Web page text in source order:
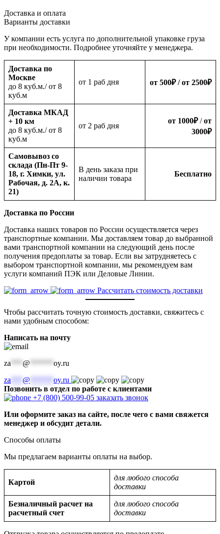
Доставка и оплата
Варианты доставки
У компании есть услуга по дополнительной упаковке груза
при необходимости. Подробнее уточняйте у менеджера.
Доставка по
Москве
до 8 куб.м./ от 8
куб.м
oт 1 раб дня от 500₽/ от 2500₽
Доставка МКАД
+ 10 км
до 8 куб.м./ от 8
куб.м
oт 2 раб дня
от 1000₽/от
3000₽
Самовывоз со
склада (Пн-Пт 9-
18, г. Химки, ул.
Рабочая, д. 2А, к.
21)
В день заказа при
наличии товара
Бесплатно
Доставка по России
Доставка наших товаров по России осуществляется через
транспортные компании. Мы доставляем товар до выбранной
вами транспортной компании на следующий день после
получения предоплаты за товар. Если вы затрудняетесь с
выбором транспортной компании, мы рекомендуем вам
услуги компаний ПЭК или Деловые Линии.
Рассчитать стоимость доставки
Чтобы рассчитать точную стоимость доставки, свяжитесь с
нами удобным способом:
Написать на почту
za @
oy.ru
za
@
oy.ru
Позвонить в отдел по работе с клиентами
+7 (800) 500-99-05 заказать звонок
Или оформите заказ на сайте, после чего с вами свяжется
менеджер и обсудит детали.
Способы оплаты
Мы предлагаем варианты оплаты на выбор.
Картой
для любого способа
доставки
Безналичный расчет на
расчетный счет
для любого способа
доставки